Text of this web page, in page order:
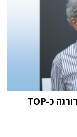
מחקר STKI השנתי: וואן טכנולוגיות דורגה כ-TOP